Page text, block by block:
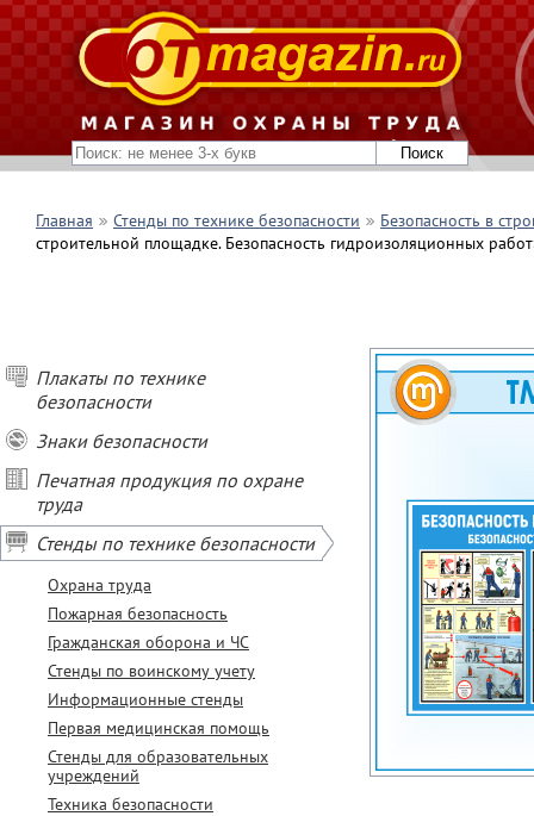
Главная Стенды по технике безопасности
Безопасность в
строительной площадке. Безопасность гидроизоляционных
Плакаты по технике
безопасности
Знаки безопасности
Печатная продукция по охране
труда
Стенды по технике безопасности
Охрана труда
Пожарная безопасность
Гражданская оборона и ЧС
Стенды по воинскому учету
Информационные стенды
Первая медицинская помощь
Стенды для образовательных
учреждений
Техника безопасности